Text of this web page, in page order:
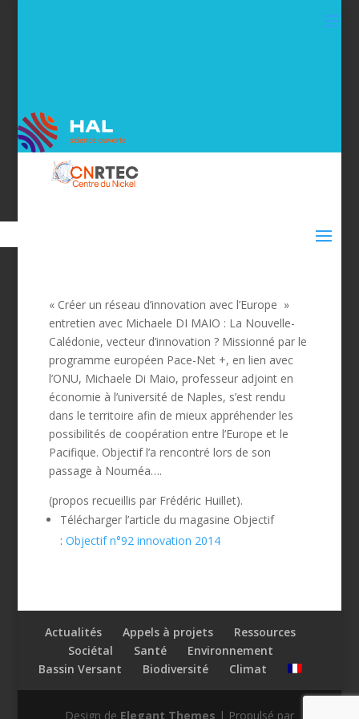
« Créer un réseau d’innovation avec l’Europe »
entretien avec Michaele DI MAIO : La Nouvelle-
Calédonie, vecteur d’innovation ? Missionné par le
programme européen Pace-Net +, en lien avec
l’ONU, Michaele Di Maio, professeur adjoint en
économie à l’université de Naples, s’est rendu
dans le territoire afin de mieux appréhender les
possibilités de coopération entre l’Europe et le
Pacifique. Objectif l’a rencontré lors de son
passage à Nouméa….
(propos recueillis par Frédéric Huillet).
Télécharger l’article du magasine Objectif
: Objectif n°92 innovation 2014
Actualités Appels à projets
Ressources
Sociétal
Santé
Environnement
Bassin Versant
Biodiversité Climat
Design de Elegant Themes | Propulsé par